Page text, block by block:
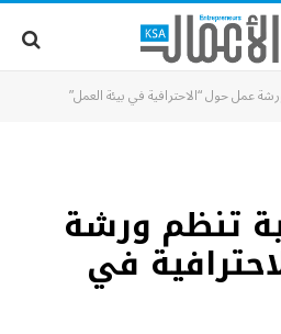
عمل حول “الاحترافية في بيئة العمل”
تنظم ورشة
في